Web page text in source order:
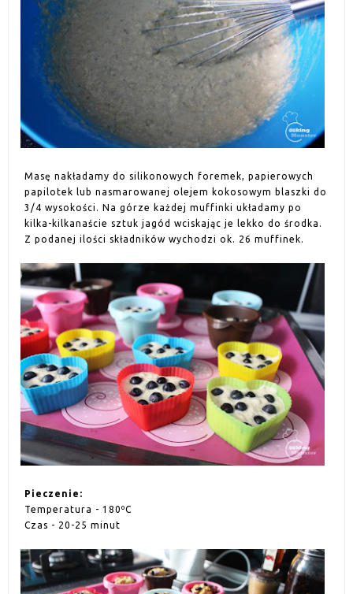
Masę nakładamy do silikonowych foremek, papierowych
papilotek lub nasmarowanej olejem kokosowym blaszki do
3/4 wysokości. Na górze każdej muffinki układamy po
kilka-kilkanaście sztuk jagód wciskając je lekko do środka.
Z podanej ilości składników wychodzi ok. 26 muffinek.
Pieczenie:
Temperatura - 180ºC
Czas - 20-25 minut